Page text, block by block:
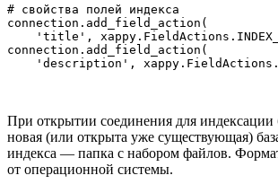
# свойства полей индекса
connection.add_field_action(
'title',
connection.add_field_action(
При открытии соединения для индексации
новая (или открыта уже существующая)
индекса — папка с набором файлов.
от операционной системы.